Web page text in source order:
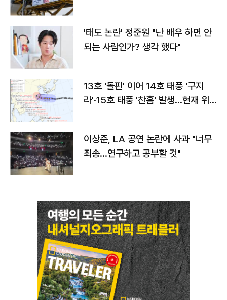
'태도 논란' 정준원 "난 배우 하면 안
되는 사람인가? 생각 했다"
13호 '돌핀' 이어 14호 태풍 '구지
라'·15호 태풍 '찬홈' 발생…현재 위
이상준, LA 공연 논란에 사과 "너무
죄송…연구하고 공부할 것"